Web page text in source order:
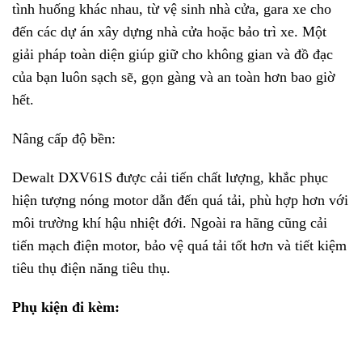
tình huống khác nhau, từ vệ sinh nhà cửa, gara xe cho
đến các dự án xây dựng nhà cửa hoặc bảo trì xe. Một
giải pháp toàn diện giúp giữ cho không gian và đồ đạc
của bạn luôn sạch sẽ, gọn gàng và an toàn hơn bao giờ
hết.
Nâng cấp độ bền:
Dewalt DXV61S được cải tiến chất lượng, khắc phục
hiện tượng nóng motor dẫn đến quá tải, phù hợp hơn với
môi trường khí hậu nhiệt đới. Ngoài ra hãng cũng cải
tiến mạch điện motor, bảo vệ quá tải tốt hơn và tiết kiệm
tiêu thụ điện năng tiêu thụ.
Phụ kiện đi kèm: